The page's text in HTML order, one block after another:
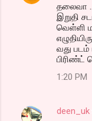
தலைவா
இறுதி
வெள்ளி
வது
பிரிண்ட்
1:20 PM
deen_uk